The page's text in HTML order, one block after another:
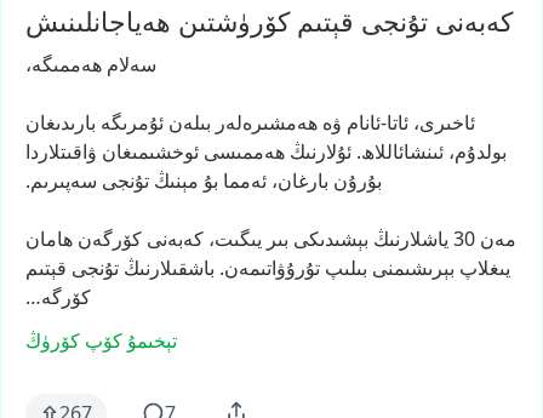
كەبەنى تۇنجى قېتىم كۆرۈشتىن ھەياجانلىنىش
سەلام ھەممىگە،
ئاخىرى، ئاتا-ئانام ۋە ھەمشىرەلەر بىلەن ئۇمرىگە بارىدىغان
بولدۇم، ئىنشائاللاھ. ئۇلارنىڭ ھەممىسى ئوخشىمىغان ۋاقىتلاردا
بۇرۇن بارغان، ئەمما بۇ مېنىڭ تۇنجى سەپىرىم.
مەن 30 ياشلارنىڭ بېشىدىكى بىر يىگىت، كەبەنى كۆرگەن ھامان
يىغلاپ بېرىشىمنى بىلىپ تۇرۇۋاتىمەن. باشقىلارنىڭ تۇنجى قېتىم
كۆرگە…
تېخىمۇ كۆپ كۆرۈڭ